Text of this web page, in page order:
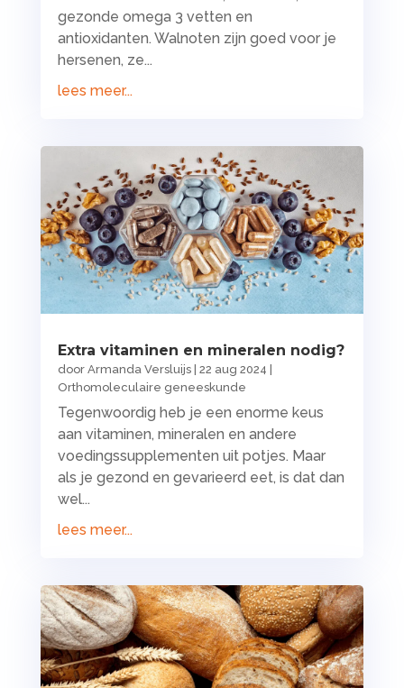
gezonde omega 3 vetten en
antioxidanten. Walnoten zijn goed voor je
hersenen, ze...
lees meer...
Extra vitaminen en mineralen nodig?
door Armanda Versluijs| 22 aug 2024
Orthomoleculaire geneeskunde
Tegenwoordig heb je een enorme keus
aan vitaminen, mineralen en andere
voedingssupplementen uit potjes. Maar
als je gezond en gevarieerd eet, is dat dan
wel...
lees meer...